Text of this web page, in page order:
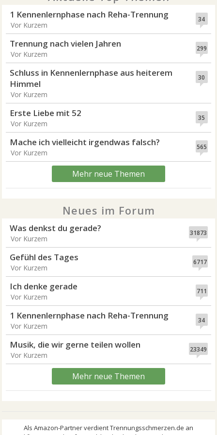
34
1 Kennenlernphase nach Reha-Trennung
Vor Kurzem
299
Trennung nach vielen Jahren
Vor Kurzem
30
Schluss in Kennenlernphase aus heiterem
Himmel
Vor Kurzem
35
Erste Liebe mit 52
Vor Kurzem
565
Mache ich vielleicht irgendwas falsch?
Vor Kurzem
Mehr neue Themen
Neues im Forum
31873
Was denkst du gerade?
Vor Kurzem
6717
Gefühl des Tages
Vor Kurzem
711
Ich denke gerade
Vor Kurzem
34
1 Kennenlernphase nach Reha-Trennung
Vor Kurzem
23349
Musik, die wir gerne teilen wollen
Vor Kurzem
Mehr neue Themen